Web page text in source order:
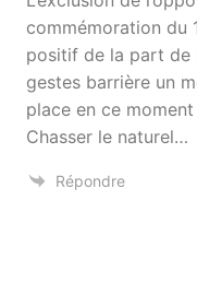
commémoration du
positif de la part de
gestes barrière un
place en ce
Chasser le naturel…
Répondre